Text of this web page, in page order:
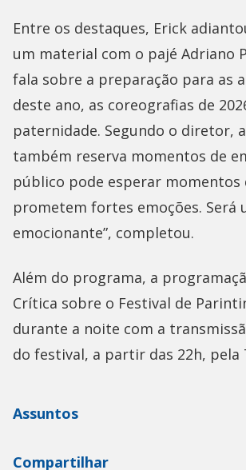
Entre os destaques, Erick
um material com o pajé Adriano
fala sobre a preparação para as
deste ano, as coreografias de
paternidade. Segundo o diretor,
também reserva momentos de
público pode esperar momentos
prometem fortes emoções. Será
emocionante”, completou.
Além do programa, a
Crítica sobre o Festival de
durante a noite com a
do festival, a partir das 22h, pela
Assuntos
Compartilhar